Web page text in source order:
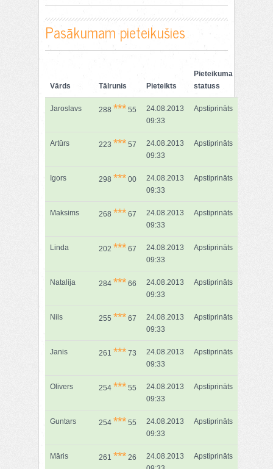
Pasākumam pieteikušies
Vārds Tālrunis Pieteikts
Pieteikuma
statuss
Jaroslavs 288 *** 55
24.08.2013
09:33
Apstiprināts
Artūrs 223 *** 57
24.08.2013
09:33
Apstiprināts
Igors 298 *** 00
24.08.2013
09:33
Apstiprināts
Maksims 268 *** 67
24.08.2013
09:33
Apstiprināts
Linda 202 *** 67
24.08.2013
09:33
Apstiprināts
Natalija 284 *** 66
24.08.2013
09:33
Apstiprināts
Nils 255 *** 67
24.08.2013
09:33
Apstiprināts
Janis 261 *** 73
24.08.2013
09:33
Apstiprināts
Olivers 254 *** 55
24.08.2013
09:33
Apstiprināts
Guntars 254 *** 55
24.08.2013
09:33
Apstiprināts
Māris 261 *** 26
24.08.2013
Apstiprināts